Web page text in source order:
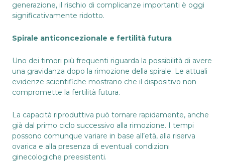
generazione, il rischio di complicanze importanti è oggi
significativamente ridotto.
Spirale anticoncezionale e fertilità futura
Uno dei timori più frequenti riguarda la possibilità di avere
una gravidanza dopo la rimozione della spirale. Le attuali
evidenze scientifiche mostrano che il dispositivo non
compromette la fertilità futura.
La capacità riproduttiva può tornare rapidamente, anche
già dal primo ciclo successivo alla rimozione. I tempi
possono comunque variare in base all’età, alla riserva
ovarica e alla presenza di eventuali condizioni
ginecologiche preesistenti.